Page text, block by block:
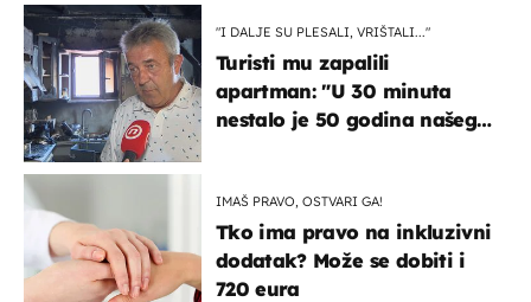
"I DALJE SU PLESALI, VRIŠTALI..."
Turisti mu zapalili
apartman: "U 30 minuta
nestalo je 50 godina našeg
IMAŠ PRAVO, OSTVARI GA!
Tko ima pravo na inkluzivni
dodatak? Može se dobiti i
720 eura